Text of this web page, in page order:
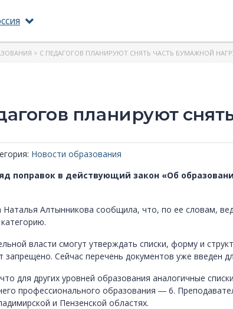
> С ПЕДАГОГОВ ПЛАНИРУЮТ СНЯТЬ ЧАСТЬ БУМАЖНОЙ
планируют
Новости образования
поправок в действующий закон «‎Об
Алтынникова сообщила, что, по ее словам,
власти смогут утверждать списки, форму и
запрещено. Сейчас перечень документов уже
для других уровней образования аналогичные
профессионального образования ― 6.
и Пензенской областях.